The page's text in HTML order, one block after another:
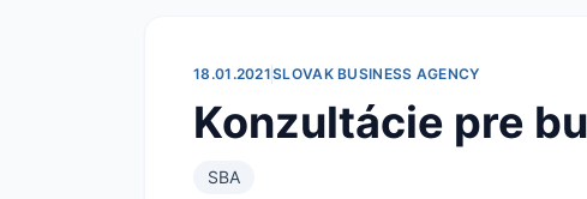
18.01.2021SLOVAK BUSINESS AGENCY
Konzultácie pre
SBA